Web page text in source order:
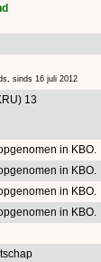
sinds 16 juli 2012
13
in KBO.
in KBO.
in KBO.
in KBO.